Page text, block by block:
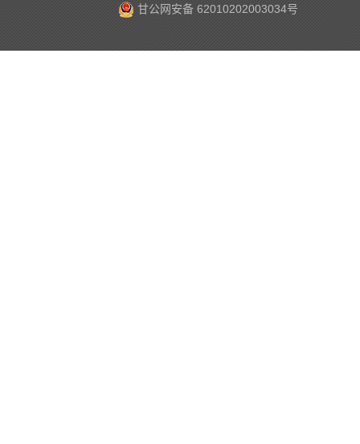
甘公网安备 62010202003034号